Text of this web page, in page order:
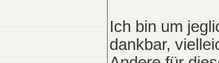
Ich bin um
dankbar,